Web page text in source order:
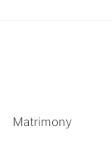
Matrimony